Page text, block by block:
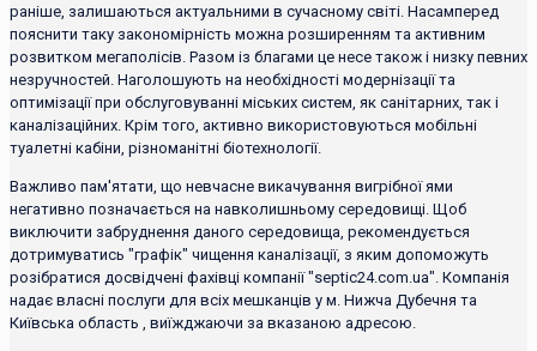
раніше, залишаються актуальними в сучасному світі. Насамперед
пояснити таку закономірність можна розширенням та активним
розвитком мегаполісів. Разом із благами це несе також і низку певних
незручностей. Наголошують на необхідності модернізації та
оптимізації при обслуговуванні міських систем, як санітарних, так і
каналізаційних. Крім того, активно використовуються мобільні
туалетні кабіни, різноманітні біотехнології.
Важливо пам'ятати, що невчасне викачування вигрібної ями
негативно позначається на навколишньому середовищі. Щоб
виключити забруднення даного середовища, рекомендується
дотримуватись "графік" чищення каналізації, з яким допоможуть
розібратися досвідчені фахівці компанії "septic24.com.ua". Компанія
надає власні послуги для всіх мешканців у м. Нижча Дубечня та
Київська область , виїжджаючи за вказаною адресою.